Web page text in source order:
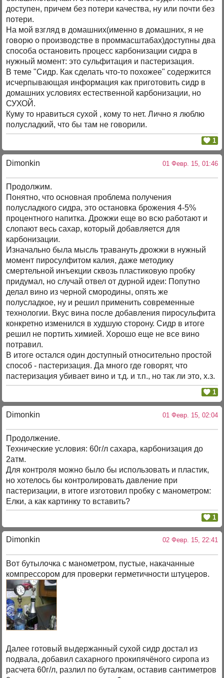
доступен, причем без потери качества, ну или почти без
потери.
На мой взгляд в домашних(именно в домашних, я не
говорю о производстве в проммасштабах)доступны два
способа остановить процесс карбонизации сидра в
нужный момент: это сульфитация и пастеризация.
В теме "Сидр. Как сделать что-то похожее" содержится
исчерпывающая информация как приготовить сидр в
домашних условиях естественной карбонизации, но
СУХОЙ.
Куму то нравиться сухой , кому то нет. Лично я люблю
полусладкий, что бы там не говорили.
1
Dimonkin 01 Февр. 15, 01:46
Продолжим.
Понятно, что основная проблема получения
полусладкого сидра, это остановка брожения 4-5%
процентного напитка. Дрожжи еще во всю работают и
слопают весь сахар, который добавляется для
карбонизации.
Изначально была мысль травануть дрожжи в нужный
момент пиросулфитом калия, даже методику
смертельной инъекции сквозь пластиковую пробку
придумал, но случай отвел от дурной идеи: Попутно
делал вино из черной смородины, опять же
полусладкое, ну и решил применить современные
технологии. Вкус вина после добавления пиросульфита
конкретно изменился в худшую сторону. Сидр в итоге
решил не портить химией. Хорошо еще не все вино
потравил.
В итоге остался один доступный относительно простой
способ - пастеризация. Да много где говорят, что
пастеризация убивает вино и т.д. и т.п., но так ли это, х.з.
1
Dimonkin 01 Февр. 15, 02:04
Продолжение.
Технические условия: 60г/л сахара, карбонизация до
2атм.
Для контроля можно было бы использовать и пластик,
но хотелось бы контролировать давление при
пастеризации, в итоге изготовил пробку с манометром:
Елки, а как картинку то вставить?
1
Dimonkin 02 Февр. 15, 22:41
Вот бутылочка с манометром, пустые, накачанные
компрессором для проверки герметичности штуцеров.
Далее готовый выдержанный сухой сидр достал из
подвала, добавил сахарного прокипячёного сиропа из
расчета 60г/л, разлил по буталкам, оставив сантиметров